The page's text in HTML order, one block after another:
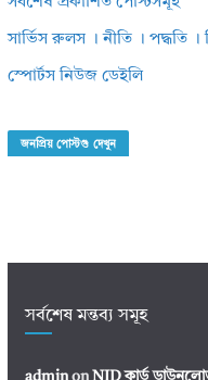
সার্ভিস রুলস । নীতি । পদ্ধতি ।
স্পোর্টস নিউজ ডেইলি
জনপ্রিয় পোস্টগু দেখুন
সর্বশেষ মন্তব্য সমূহ
adminon NID কার্ড